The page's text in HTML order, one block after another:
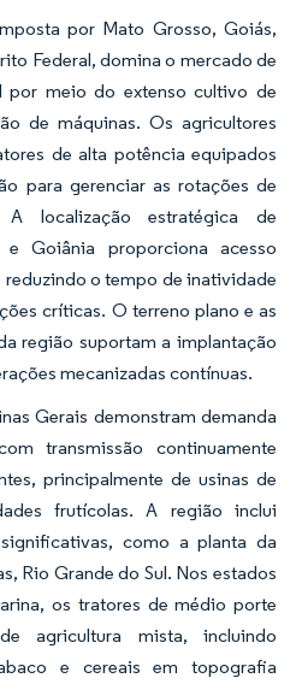
por Mato Grosso, Goiás,
Federal, domina o mercado de
por meio do extenso cultivo de
de máquinas. Os agricultores
de alta potência equipados
para gerenciar as rotações de
localização estratégica de
Goiânia proporciona acesso
o tempo de inatividade
críticas. O terreno plano e as
região suportam a implantação
mecanizadas contínuas.
Gerais demonstram demanda
transmissão continuamente
principalmente de usinas de
frutícolas. A região inclui
como a planta da
Rio Grande do Sul. Nos estados
os tratores de médio porte
agricultura mista, incluindo
e cereais em topografia